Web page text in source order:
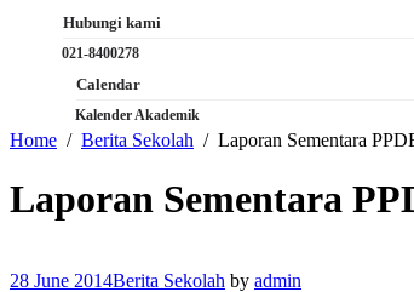
Hubungi kami
021-8400278
Calendar
Kalender Akademik
Home Berita Sekolah Laporan Sementara
Laporan Sementara
28 June 2014Berita Sekolah by admin